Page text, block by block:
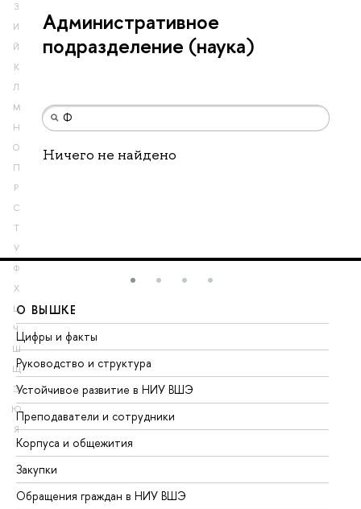
З
И
Й
К
Л
М
Н
О
П
Р
С
Т
У
Ф
Х
Ц
Ч
Ш
Щ
Э
Ю
Я
Административное
подразделение (наука)
Ничего не найдено
О ВЫШКЕ
Цифры и факты
Руководство и структура
Устойчивое развитие в НИУ ВШЭ
Преподаватели и сотрудники
Корпуса и общежития
Закупки
Обращения граждан в НИУ ВШЭ